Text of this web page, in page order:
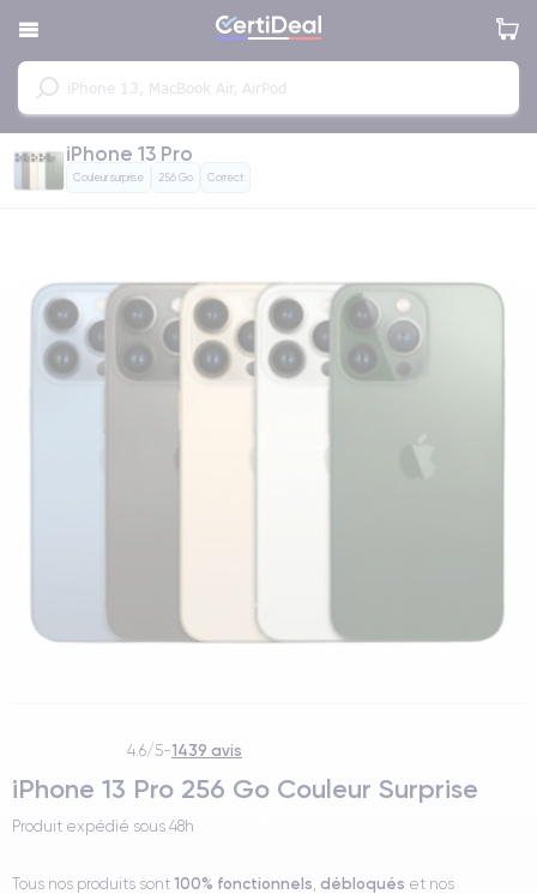
iPhone 13 Pro
Couleur surprise 256 Go Correct
4.6/5-1439 avis
iPhone 13 Pro 256 Go Couleur Surprise
Produit expédié sous 48h
Tous nos produits sont 100% fonctionnels débloqués et nos